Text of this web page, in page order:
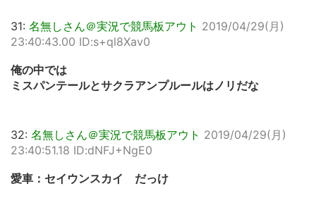
31: 名無しさん＠実況で競馬板アウト 2019/04/29(月)
23:40:43.00 ID:s+ql8Xav0
俺の中では
ミスパンテールとサクラアンプルールはノリだな
32: 名無しさん＠実況で競馬板アウト 2019/04/29(月)
23:40:51.18 ID:dNFJ+NgE0
愛車：セイウンスカイ だっけ